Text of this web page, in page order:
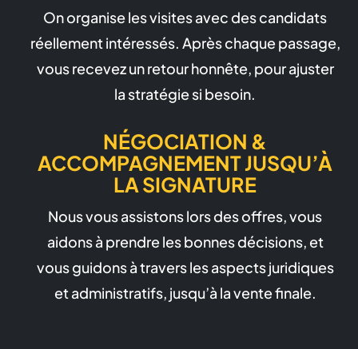
On organise les visites avec des candidats
réellement intéressés. Après chaque passage,
vous recevez un retour honnête, pour ajuster
la stratégie si besoin.
NÉGOCIATION &
ACCOMPAGNEMENT JUSQU’À
LA SIGNATURE
Nous vous assistons lors des offres, vous
aidons à prendre les bonnes décisions, et
vous guidons à travers les aspects juridiques
et administratifs, jusqu’à la vente finale.